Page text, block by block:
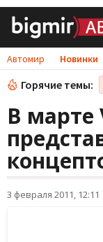
Автомир Новинки
Горячие темы:
В марте
3 февраля 2011, 12:11